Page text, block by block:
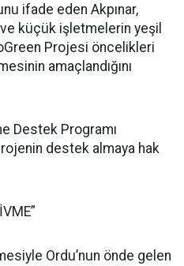
ifade eden Akpınar,
küçük işletmelerin yeşil
Projesi öncelikleri
amaçlandığını
Destek Programı
destek almaya hak
Ordu’nun önde gelen